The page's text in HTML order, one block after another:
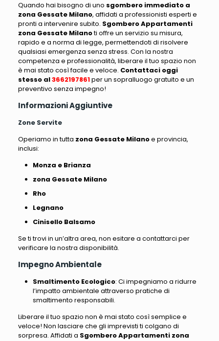
Quando hai bisogno di uno sgombero immediato a
zona Gessate Milano, affidati a professionisti esperti e
pronti a intervenire subito. Sgombero Appartamenti
zona Gessate Milanoti offre un servizio su misura,
rapido e a norma di legge, permettendoti di risolvere
qualsiasi emergenza senza stress. Con la nostra
competenza e professionalità, liberare il tuo spazio non
è mai stato così facile e veloce. Contattaci oggi
stesso al3662197861per un sopralluogo gratuito e un
preventivo senza impegno!
Informazioni Aggiuntive
Zone Servite
Operiamo in tutta zona Gessate Milanoe provincia,
inclusi:
Monza e Brianza
zona Gessate Milano
Rho
Legnano
Cinisello Balsamo
Se ti trovi in un’altra area, non esitare a contattarci per
verificare la nostra disponibilità.
Impegno Ambientale
Smaltimento Ecologico: Ci impegniamo a ridurre
l’impatto ambientale attraverso pratiche di
smaltimento responsabili.
Liberare il tuo spazio non è mai stato così semplice e
veloce! Non lasciare che gli imprevisti ti colgano di
sorpresa. Affidati a Sgombero Appartamenti zona